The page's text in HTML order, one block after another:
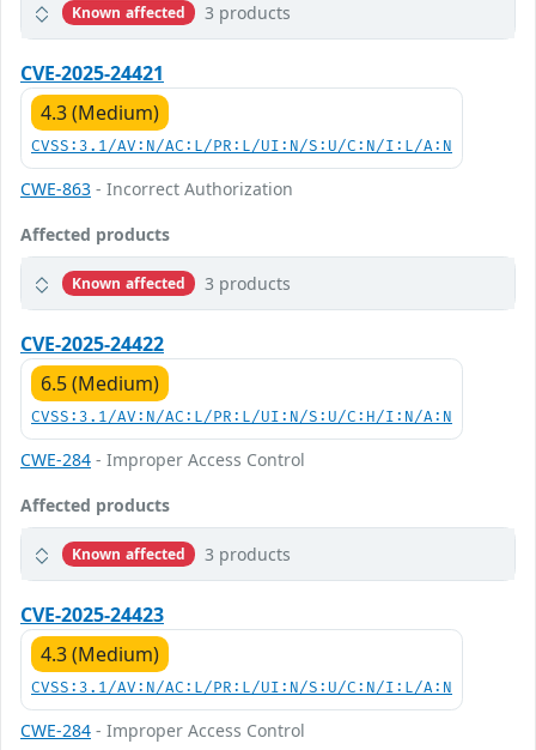
Known affected 3 products
CVE-2025-24421
4.3 (Medium)
CVSS:3.1/AV:N/AC:L/PR:L/UI:N/S:U/C:N/I:L/A:N
CWE-863 - Incorrect Authorization
Affected products
Known affected 3 products
CVE-2025-24422
6.5 (Medium)
CVSS:3.1/AV:N/AC:L/PR:L/UI:N/S:U/C:H/I:N/A:N
CWE-284 - Improper Access Control
Affected products
Known affected 3 products
CVE-2025-24423
4.3 (Medium)
CVSS:3.1/AV:N/AC:L/PR:L/UI:N/S:U/C:N/I:L/A:N
CWE-284 - Improper Access Control